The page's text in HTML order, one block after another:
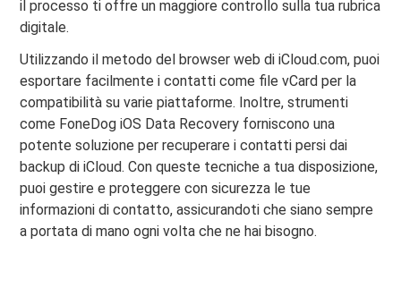
il processo ti offre un maggiore controllo sulla tua rubrica
digitale.
Utilizzando il metodo del browser web di iCloud.com, puoi
esportare facilmente i contatti come file vCard per la
compatibilità su varie piattaforme. Inoltre, strumenti
come FoneDog iOS Data Recovery forniscono una
potente soluzione per recuperare i contatti persi dai
backup di iCloud. Con queste tecniche a tua disposizione,
puoi gestire e proteggere con sicurezza le tue
informazioni di contatto, assicurandoti che siano sempre
a portata di mano ogni volta che ne hai bisogno.